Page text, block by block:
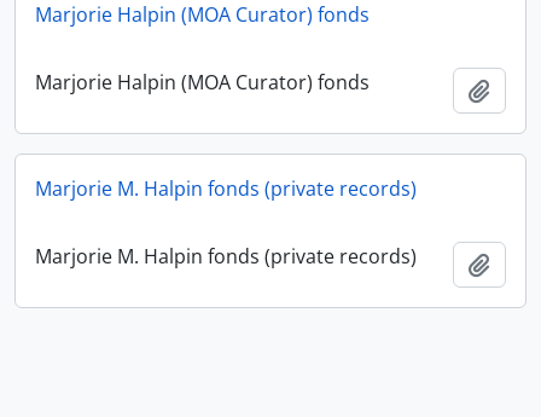
Marjorie Halpin (MOA Curator) fonds
Marjorie Halpin (MOA Curator) fonds
Marjorie M. Halpin fonds (private records)
Marjorie M. Halpin fonds (private records)